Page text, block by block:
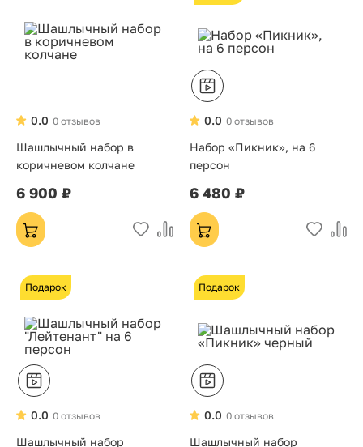
0 отзывов
0.0
Шашлычный набор в
коричневом колчане
6 900 ₽
0 отзывов
0.0
Набор «Пикник», на 6
персон
6 480 ₽
Подарок
0 отзывов
0.0
Шашлычный набор
Подарок
0 отзывов
0.0
Шашлычный набор